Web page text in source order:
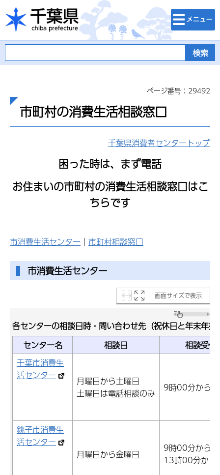
千葉県
検索・メニュ
ー
ページ番号：29492
市町村の消費生活相談窓口
千葉県消費者センタートップ
困った時は、まず電話
お住まいの市町村の消費生活相談窓口はこ
ちらです
市消費生活センター ｜ 市町村相談窓口
市消費生活センター
画面サイズで表示
各センターの相談日時・問い合わせ先（祝休日と年末年始
センター名
相談日
相談受付
千葉市消費生
活センター
月曜日から土曜日
土曜日は電話相談のみ
9時00分から
銚子市消費生
活センター
月曜日から金曜日
9時00分から
13時00分か